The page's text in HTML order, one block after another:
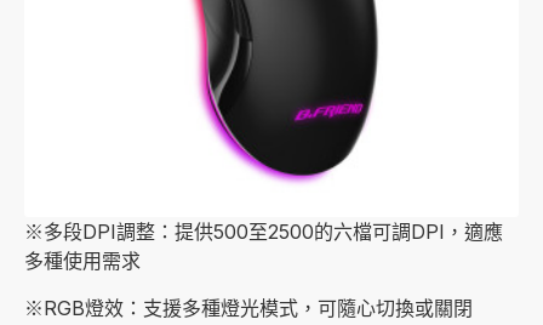
※多段DPI調整：提供500至2500的六檔可調DPI，適應
多種使用需求
※RGB燈效：支援多種燈光模式，可隨心切換或關閉